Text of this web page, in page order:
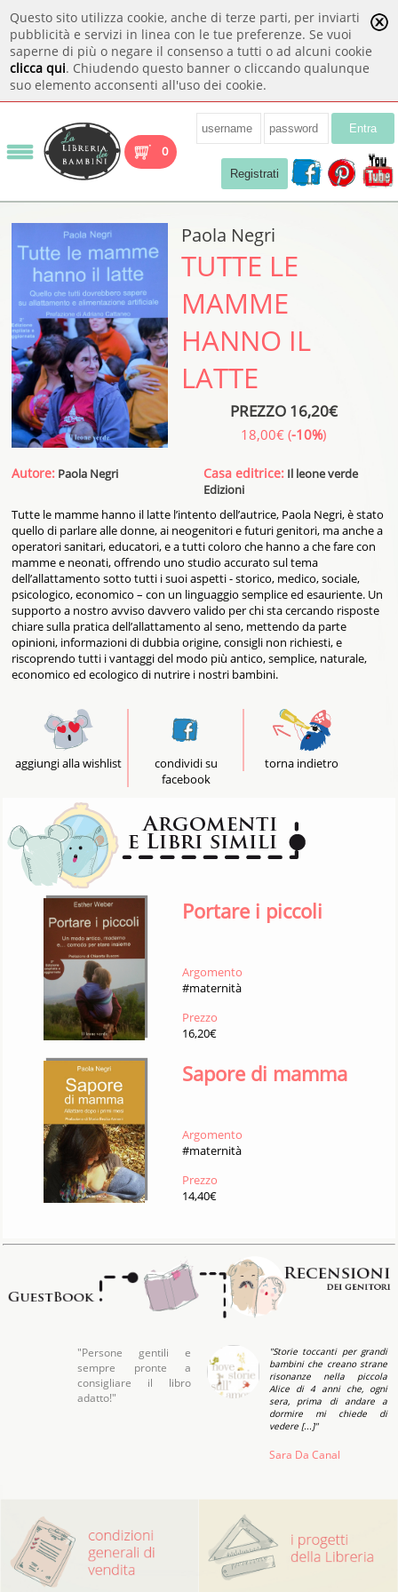
Questo sito utilizza cookie, anche di terze parti, per inviarti
pubblicità e servizi in linea con le tue preferenze. Se vuoi
saperne di più o negare il consenso a tutti o ad alcuni cookie
clicca qui. Chiudendo questo banner o cliccando qualunque
suo elemento acconsenti all'uso dei cookie.
0
Entra
Registrati
Paola Negri
TUTTE LE
MAMME
HANNO IL
LATTE
PREZZO 16,20€
18,00€ (-10%)
Autore: Paola Negri Casa editrice: Il leone verde
Edizioni
Tutte le mamme hanno il latte l’intento dell’autrice, Paola Negri, è stato
quello di parlare alle donne, ai neogenitori e futuri genitori, ma anche a
operatori sanitari, educatori, e a tutti coloro che hanno a che fare con
mamme e neonati, offrendo uno studio accurato sul tema
dell’allattamento sotto tutti i suoi aspetti - storico, medico, sociale,
psicologico, economico – con un linguaggio semplice ed esauriente. Un
supporto a nostro avviso davvero valido per chi sta cercando risposte
chiare sulla pratica dell’allattamento al seno, mettendo da parte
opinioni, informazioni di dubbia origine, consigli non richiesti, e
riscoprendo tutti i vantaggi del modo più antico, semplice, naturale,
economico ed ecologico di nutrire i nostri bambini.
aggiungi alla wishlist
condividi su
facebook
torna indietro
Portare i piccoli
Argomento
#maternità
Prezzo
16,20€
Sapore di mamma
Argomento
#maternità
Prezzo
14,40€
"Persone gentili e
sempre pronte a
consigliare il libro
adatto!"
"Storie toccanti per grandi
bambini che creano strane
risonanze nella piccola
Alice di 4 anni che, ogni
sera, prima di andare a
dormire mi chiede di
vedere [...]"
Sara Da Canal